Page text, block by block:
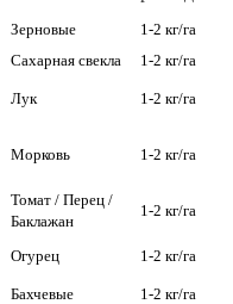
Зерновые 1-2 кг/га
Сахарная свекла
1-2 кг/га
Лук 1-2 кг/га
Морковь 1-2 кг/га
Томат / Перец /
Баклажан
1-2 кг/га
Огурец 1-2 кг/га
Бахчевые
1-2 кг/га